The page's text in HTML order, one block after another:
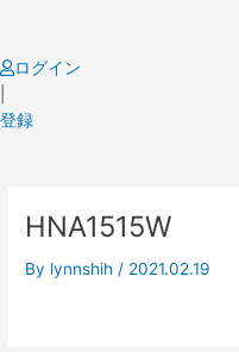
content
ログイン
登録
HNA1515W
By lynnshih / 2021.02.19
navigation